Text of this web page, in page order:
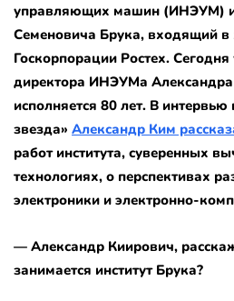
управляющих машин (ИНЭУМ)
Семеновича Брука, входящий в
Госкорпорации Ростех. Сегодня
директора ИНЭУМа
исполняется 80 лет. В интервью
звезда» Александр Ким
работ института, суверенных
технологиях, о перспективах
электроники и электронно-
— Александр Киирович,
занимается институт Брука?